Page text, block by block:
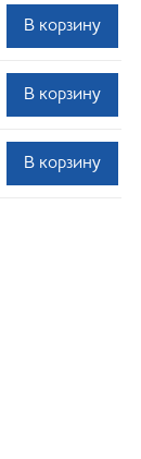
В корзину
В корзину
В корзину